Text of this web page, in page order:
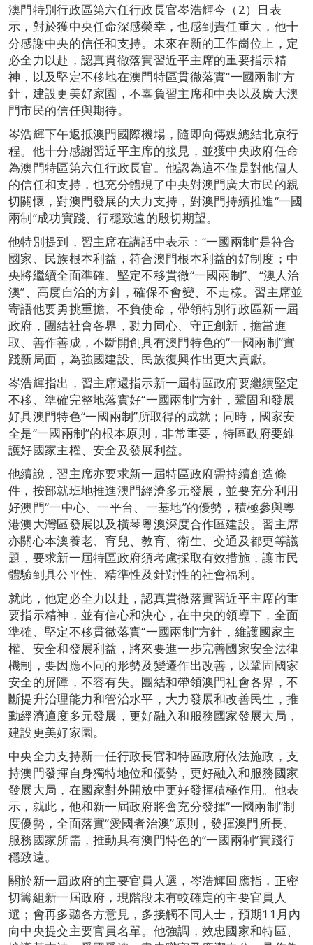
澳門特別行政區第六任行政長官岑浩輝今（2）日表
示，對於獲中央任命深感榮幸，也感到責任重大，他十
分感謝中央的信任和支持。未來在新的工作崗位上，定
必全力以赴，認真貫徹落實習近平主席的重要指示精
神，以及堅定不移地在澳門特區貫徹落實“一國兩制”方
針，建設更美好家園，不辜負習主席和中央以及廣大澳
門市民的信任與期待。
岑浩輝下午返抵澳門國際機場，隨即向傳媒總結北京行
程。他十分感謝習近平主席的接見，並獲中央政府任命
為澳門特區第六任行政長官。他認為這不僅是對他個人
的信任和支持，也充分體現了中央對澳門廣大市民的親
切關懷，對澳門發展的大力支持，對澳門持續推進“一國
兩制”成功實踐、行穩致遠的殷切期望。
他特別提到，習主席在講話中表示：“一國兩制”是符合
國家、民族根本利益，符合澳門根本利益的好制度；中
央將繼續全面準確、堅定不移貫徹“一國兩制”、“澳人治
澳”、高度自治的方針，確保不會變、不走樣。習主席並
寄語他要勇挑重擔、不負使命，帶領特別行政區新一屆
政府，團結社會各界，勠力同心、守正創新，擔當進
取、善作善成，不斷開創具有澳門特色的“一國兩制”實
踐新局面，為強國建設、民族復興作出更大貢獻。
岑浩輝指出，習主席還指示新一屆特區政府要繼續堅定
不移、準確完整地落實好“一國兩制”方針，鞏固和發展
好具澳門特色“一國兩制”所取得的成就；同時，國家安
全是“一國兩制”的根本原則，非常重要，特區政府要維
護好國家主權、安全及發展利益。
他續說，習主席亦要求新一屆特區政府需持續創造條
件，按部就班地推進澳門經濟多元發展，並要充分利用
好澳門“一中心、一平台、一基地”的優勢，積極參與粵
港澳大灣區發展以及橫琴粵澳深度合作區建設。習主席
亦關心本澳養老、育兒、教育、衛生、交通及都更等議
題，要求新一屆特區政府須考慮採取有效措施，讓市民
體驗到具公平性、精準性及針對性的社會福利。
就此，他定必全力以赴，認真貫徹落實習近平主席的重
要指示精神，並有信心和決心，在中央的領導下，全面
準確、堅定不移貫徹落實“一國兩制”方針，維護國家主
權、安全和發展利益，將來要進一步完善國家安全法律
機制，要因應不同的形勢及變遷作出改善，以鞏固國家
安全的屏障，不容有失。團結和帶領澳門社會各界，不
斷提升治理能力和管治水平，大力發展和改善民生，推
動經濟適度多元發展，更好融入和服務國家發展大局，
建設更美好家園。
中央全力支持新一任行政長官和特區政府依法施政，支
持澳門發揮自身獨特地位和優勢，更好融入和服務國家
發展大局，在國家對外開放中更好發揮積極作用。他表
示，就此，他和新一屆政府將會充分發揮“一國兩制”制
度優勢，全面落實“愛國者治澳”原則，發揮澳門所長、
服務國家所需，推動具有澳門特色的“一國兩制”實踐行
穩致遠。
關於新一屆政府的主要官員人選，岑浩輝回應指，正密
切籌組新一屆政府，現階段未有較確定的主要官員人
選；會再多聽各方意見，多接觸不同人士，預期11月內
向中央提交主要官員名單。他強調，效忠國家和特區、